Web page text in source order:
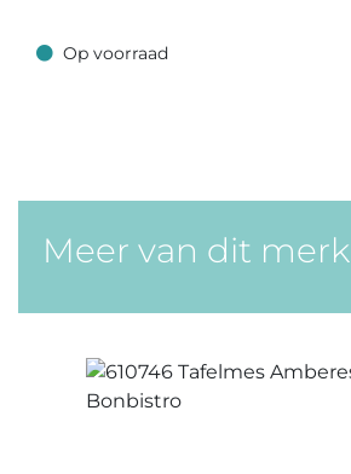
Op voorraad
Op voorraad
Meer van dit merk